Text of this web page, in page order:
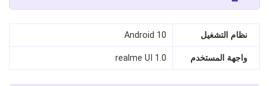
نظام التشغيل Android 10
واجهة المستخدم realme UI 1.0